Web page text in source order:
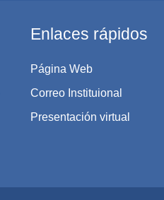
Enlaces rápidos
Página Web
Correo Instituional
Presentación virtual